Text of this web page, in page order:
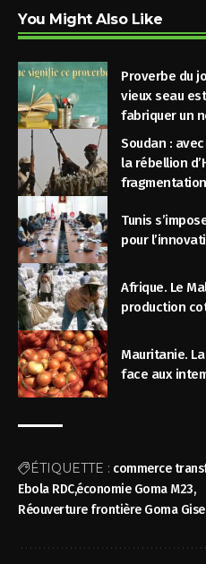
You Might Also Like
Proverbe du
vieux seau
fabriquer un
Soudan :
la rébellion
Tunis
pour
Afrique. Le
production
Mauritanie.
face aux
ÉTIQUETTE : commerce
Ebola RDCéconomie Goma M23
Réouverture frontière Goma